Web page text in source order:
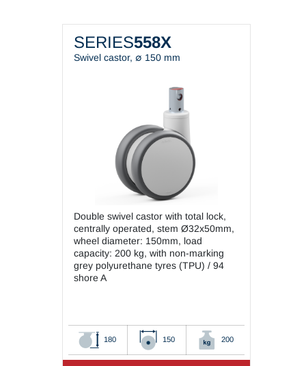
SERIES558X
Swivel castor, ∅ 150 mm
Double swivel castor with total lock,
centrally operated, stem Ø32x50mm,
wheel diameter: 150mm, load
capacity: 200 kg, with non-marking
grey polyurethane tyres (TPU) / 94
shore A
180 150 200